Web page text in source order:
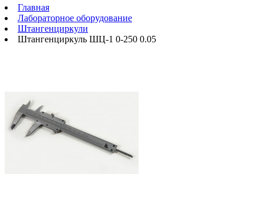
Главная
Лабораторное оборудование
Штангенциркули
Штангенциркуль ШЦ-1 0-250 0.05